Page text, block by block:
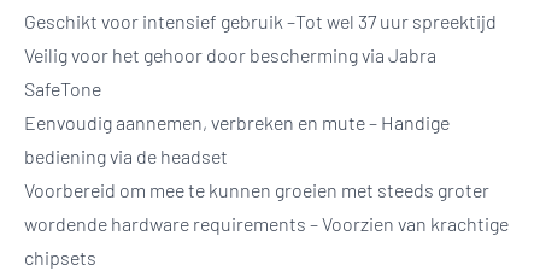
Geschikt voor intensief gebruik –Tot wel 37 uur spreektijd
Veilig voor het gehoor door bescherming via Jabra
SafeTone
Eenvoudig aannemen, verbreken en mute – Handige
bediening via de headset
Voorbereid om mee te kunnen groeien met steeds groter
wordende hardware requirements – Voorzien van krachtige
chipsets